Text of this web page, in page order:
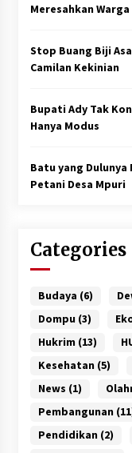
Meresahkan
Stop Buang Biji
Camilan Kekinian
Bupati Ady Tak
Hanya Modus
Batu yang
Petani Desa Mpuri
Categories
Budaya (6)
Dompu (3)
Hukrim (13)
Kesehatan (5)
News (1)
Pembangunan
Pendidikan (2)